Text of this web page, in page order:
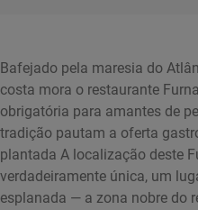
Bafejado pela maresia do
costa mora o restaurante
obrigatória para amantes de
tradição pautam a oferta
plantada A localização deste
verdadeiramente única, um
esplanada — a zona nobre do